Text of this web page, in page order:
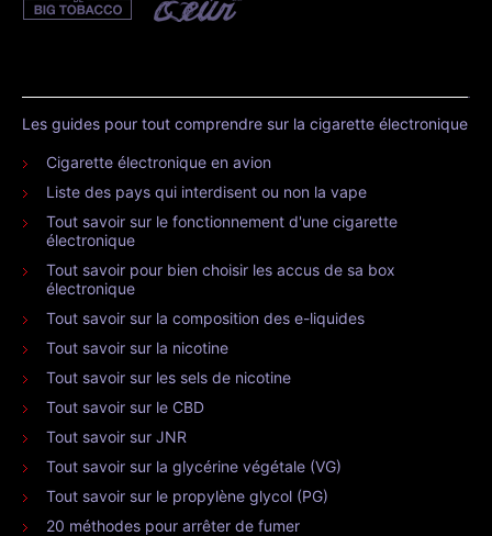
Les guides pour tout comprendre sur la cigarette électronique
Cigarette électronique en avion
Liste des pays qui interdisent ou non la vape
Tout savoir sur le fonctionnement d'une cigarette
électronique
Tout savoir pour bien choisir les accus de sa box
électronique
Tout savoir sur la composition des e-liquides
Tout savoir sur la nicotine
Tout savoir sur les sels de nicotine
Tout savoir sur le CBD
Tout savoir sur JNR
Tout savoir sur la glycérine végétale (VG)
Tout savoir sur le propylène glycol (PG)
20 méthodes pour arrêter de fumer